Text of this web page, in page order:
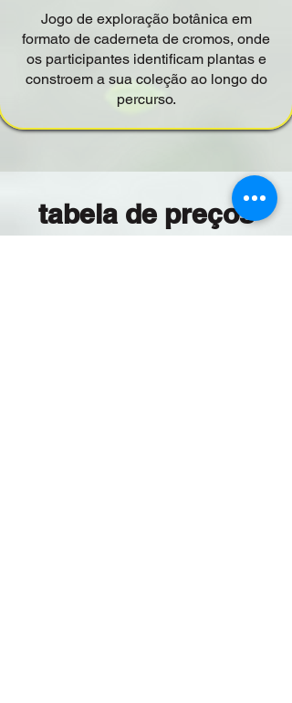
Jogo de exploração botânica em
formato de caderneta de cromos, onde
os participantes identificam plantas e
constroem a sua coleção ao longo do
percurso.
tabela de preços